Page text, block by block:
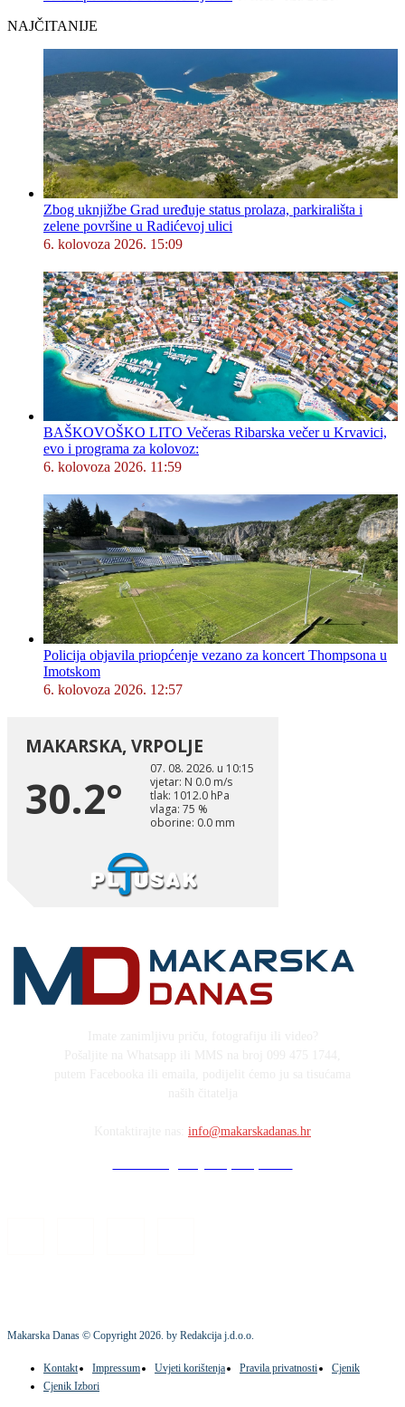
NAJČITANIJE
Zbog uknjižbe Grad uređuje status prolaza, parkirališta i
zelene površine u Radićevoj ulici
6. kolovoza 2026. 15:09
BAŠKOVOŠKO LITO Večeras Ribarska večer u Krvavici,
evo i programa za kolovoz:
6. kolovoza 2026. 11:59
Policija objavila priopćenje vezano za koncert Thompsona u
Imotskom
6. kolovoza 2026. 12:57
info@makarskadanas.hr
Makarska Danas © Copyright2026. by Redakcija j.d.o.o.
Kontakt Impressum Uvjeti korištenja Pravila privatnosti
Cjenik
Cjenik Izbori